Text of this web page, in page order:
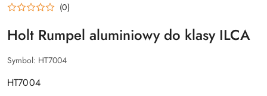
(0)
Holt Rumpel aluminiowy do klasy ILCA
Symbol: HT7004
HT7004